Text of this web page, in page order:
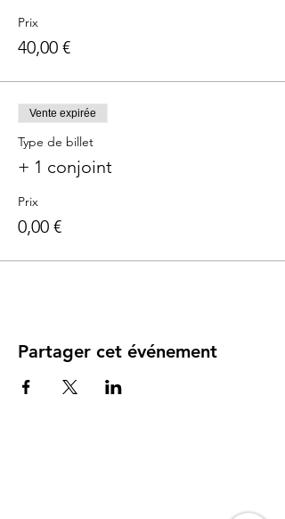
Prix
40,00 €
Vente expirée
Type de billet
+ 1 conjoint
Prix
0,00 €
Partager cet événement